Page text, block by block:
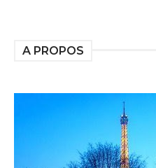
A PROPOS